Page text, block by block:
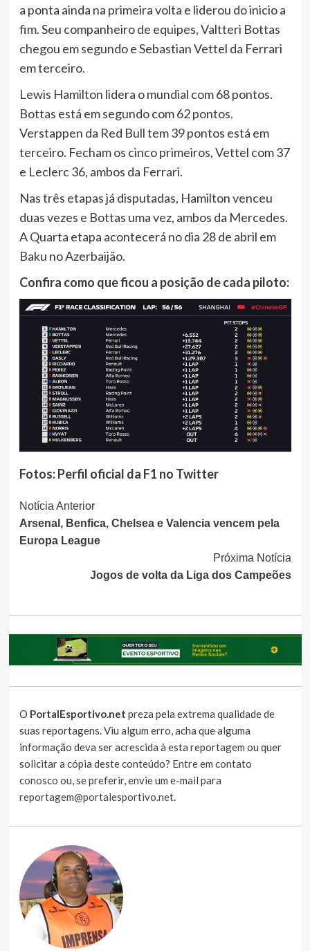
a ponta ainda na primeira volta e liderou do inicio a
fim. Seu companheiro de equipes, Valtteri Bottas
chegou em segundo e Sebastian Vettel da Ferrari
em terceiro.
Lewis Hamilton lidera o mundial com 68 pontos.
Bottas está em segundo com 62 pontos.
Verstappen da Red Bull tem 39 pontos está em
terceiro. Fecham os cinco primeiros, Vettel com 37
e Leclerc 36, ambos da Ferrari.
Nas três etapas já disputadas, Hamilton venceu
duas vezes e Bottas uma vez, ambos da Mercedes.
A Quarta etapa acontecerá no dia 28 de abril em
Baku no Azerbaijão.
Confira como que ficou a posição de cada piloto:
Fotos: Perfil oficial da F1 no Twitter
Continue
Lendo
Notícia Anterior
Arsenal, Benfica, Chelsea e Valencia vencem pela
Europa League
Próxima Notícia
Jogos de volta da Liga dos Campeões
O PortalEsportivo.net preza pela extrema qualidade de
suas reportagens. Viu algum erro, acha que alguma
informação deva ser acrescida à esta reportagem ou quer
solicitar a cópia deste conteúdo? Entre em contato
conosco ou, se preferir, envie um e-mail para
reportagem@portalesportivo.net.